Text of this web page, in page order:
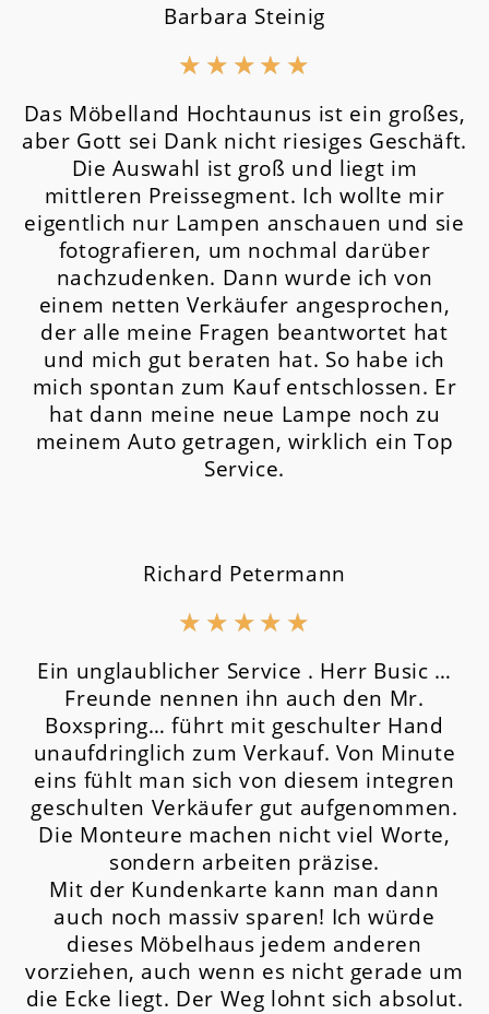
Barbara Steinig
★ ★ ★ ★ ★
Das Möbelland Hochtaunus ist ein großes,
aber Gott sei Dank nicht riesiges Geschäft.
Die Auswahl ist groß und liegt im
mittleren Preissegment. Ich wollte mir
eigentlich nur Lampen anschauen und sie
fotografieren, um nochmal darüber
nachzudenken. Dann wurde ich von
einem netten Verkäufer angesprochen,
der alle meine Fragen beantwortet hat
und mich gut beraten hat. So habe ich
mich spontan zum Kauf entschlossen. Er
hat dann meine neue Lampe noch zu
meinem Auto getragen, wirklich ein Top
Service.
Richard Petermann
★ ★ ★ ★ ★
Ein unglaublicher Service . Herr Busic …
Freunde nennen ihn auch den Mr.
Boxspring… führt mit geschulter Hand
unaufdringlich zum Verkauf. Von Minute
eins fühlt man sich von diesem integren
geschulten Verkäufer gut aufgenommen.
Die Monteure machen nicht viel Worte,
sondern arbeiten präzise.
Mit der Kundenkarte kann man dann
auch noch massiv sparen! Ich würde
dieses Möbelhaus jedem anderen
vorziehen, auch wenn es nicht gerade um
die Ecke liegt. Der Weg lohnt sich absolut.